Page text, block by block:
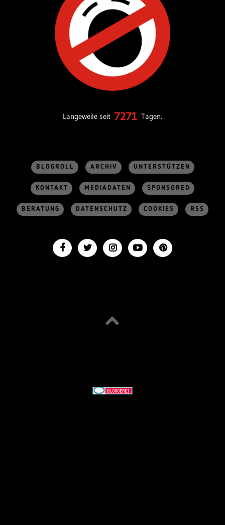
Langeweile seit 7271 Tagen.
BLOGROLL ARCHIV UNTERSTÜTZEN
KONTAKT MEDIADATEN SPONSORED
BERATUNG DATENSCHUTZ COOKIES RSS